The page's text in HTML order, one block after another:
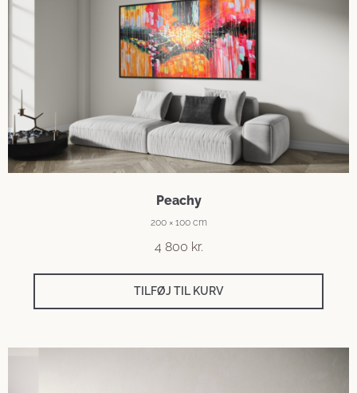
Peachy
200 × 100 cm
4 800 kr.
TILFØJ TIL KURV